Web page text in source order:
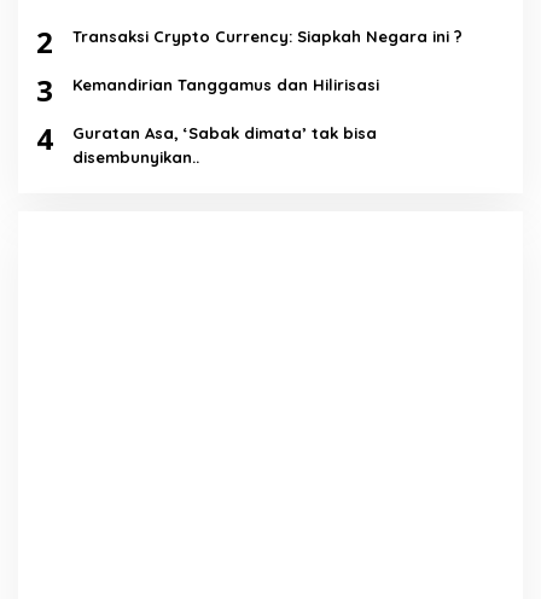
2 Transaksi Crypto Currency: Siapkah Negara ini ?
3 Kemandirian Tanggamus dan Hilirisasi
4
Guratan Asa, ‘Sabak dimata’ tak bisa
disembunyikan..